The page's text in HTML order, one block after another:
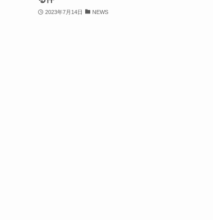
2023年7月14日 NEWS